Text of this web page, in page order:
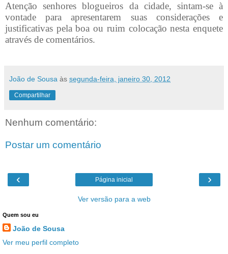
Atenção senhores blogueiros da cidade, sintam-se à
vontade para apresentarem suas considerações e
justificativas pela boa ou ruim colocação nesta enquete
através de comentários.
João de Sousa às segunda-feira, janeiro 30, 2012
Compartilhar
Nenhum comentário:
Postar um comentário
‹ ›
Página inicial
Ver versão para a web
Quem sou eu
João de Sousa
Ver meu perfil completo